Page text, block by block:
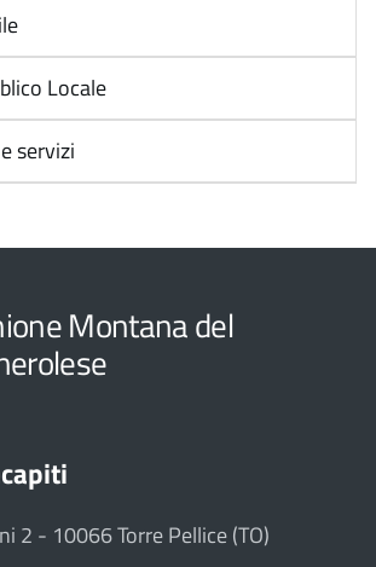
Locale
servizi
Montana del
2 - 10066 Torre Pellice (TO)